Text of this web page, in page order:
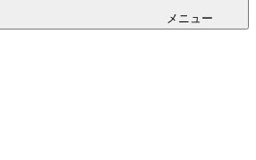
メニュー